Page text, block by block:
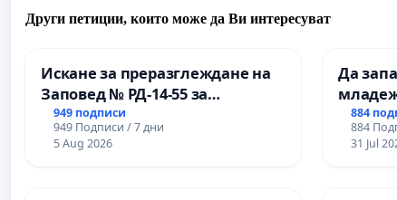
Други петиции, които може да Ви интересуват
Искане за преразглеждане на
Заповед № РД-14-55 за
вливането на
Професионалната гимназия по
промишлени технологии в
949 подписи
949 Подписи / 7 дни
5 Aug 2026
Да
Варна
884
884
31 Jul